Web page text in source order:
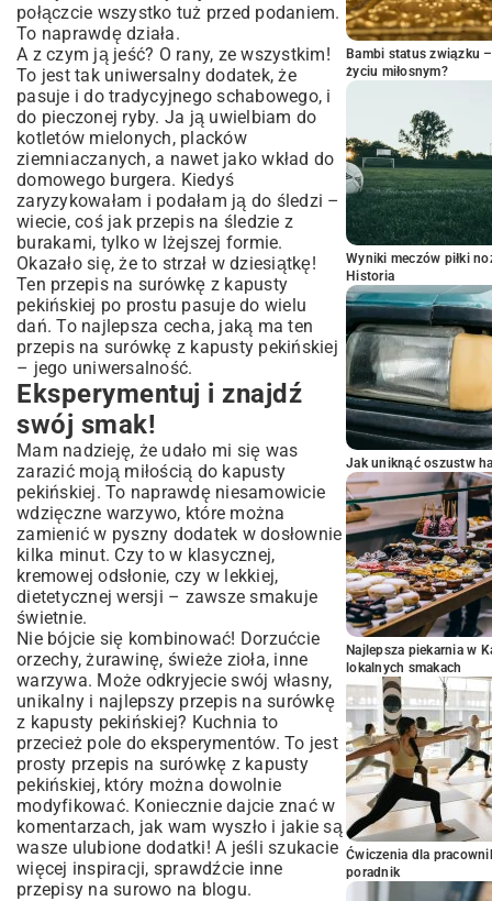
połączcie wszystko tuż przed podaniem.
To naprawdę działa.
A z czym ją jeść? O rany, ze wszystkim!
To jest tak uniwersalny dodatek, że
pasuje i do tradycyjnego schabowego, i
do pieczonej ryby. Ja ją uwielbiam do
kotletów mielonych, placków
ziemniaczanych, a nawet jako wkład do
domowego burgera. Kiedyś
zaryzykowałam i podałam ją do śledzi –
wiecie, coś jak przepis na śledzie z
burakami, tylko w lżejszej formie.
Okazało się, że to strzał w dziesiątkę!
Ten przepis na surówkę z kapusty
pekińskiej po prostu pasuje do wielu
dań. To najlepsza cecha, jaką ma ten
przepis na surówkę z kapusty pekińskiej
– jego uniwersalność.
Eksperymentuj i znajdź
swój smak!
Mam nadzieję, że udało mi się was
zarazić moją miłością do kapusty
pekińskiej. To naprawdę niesamowicie
wdzięczne warzywo, które można
zamienić w pyszny dodatek w dosłownie
kilka minut. Czy to w klasycznej,
kremowej odsłonie, czy w lekkiej,
dietetycznej wersji – zawsze smakuje
świetnie.
Nie bójcie się kombinować! Dorzućcie
orzechy, żurawinę, świeże zioła, inne
warzywa. Może odkryjecie swój własny,
unikalny i najlepszy przepis na surówkę
z kapusty pekińskiej? Kuchnia to
przecież pole do eksperymentów. To jest
prosty przepis na surówkę z kapusty
pekińskiej, który można dowolnie
modyfikować. Koniecznie dajcie znać w
komentarzach, jak wam wyszło i jakie są
wasze ulubione dodatki! A jeśli szukacie
więcej inspiracji, sprawdźcie inne
przepisy na surowo na blogu.
Bambi status związku
życiu miłosnym?
Wyniki meczów piłki
Historia
Jak uniknąć oszustw
Najlepsza piekarnia w
lokalnych smakach
Ćwiczenia dla
poradnik